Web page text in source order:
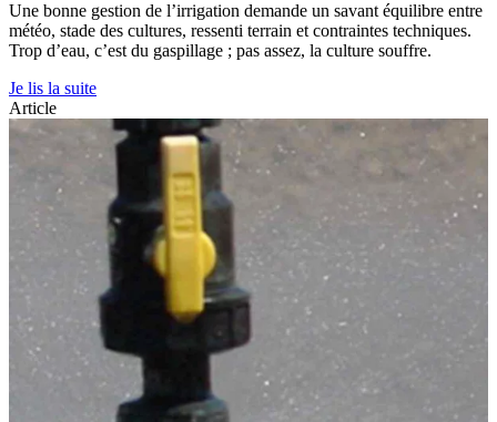
Une bonne gestion de l’irrigation demande un savant équilibre entre
météo, stade des cultures, ressenti terrain et contraintes techniques.
Trop d’eau, c’est du gaspillage ; pas assez, la culture souffre.
Je lis la suite
Article